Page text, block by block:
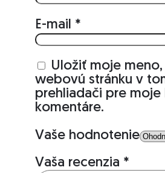
E-mail *
Uložiť moje meno,
webovú stránku v
prehliadači pre moje
komentáre.
Vaše hodnotenie
Vaša recenzia *